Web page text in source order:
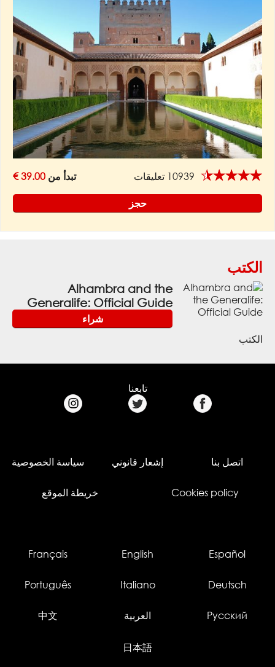
★★★★★ 10939 تعليقات تبدأ من 39.00 €
حجز
الكتب
Alhambra and the
Generalife: Official Guide
شراء
الكتب
تابعنا
اتصل بنا إشعار قانوني سياسة الخصوصية
Cookies policy خريطة الموقع
Español
English
Français
Deutsch
Italiano
Português
Русский العربية 中文
日本語